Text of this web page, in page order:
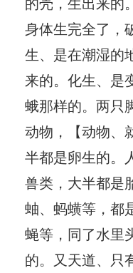
身体生完全了，
生、是在潮湿的
来的。化生、是
蛾那样的。两只
动物，【动物、
半都是卵生的。
兽类，大半都是
蚰、蚂蟥等，都
蝇等，同了水里
的。又天道、只